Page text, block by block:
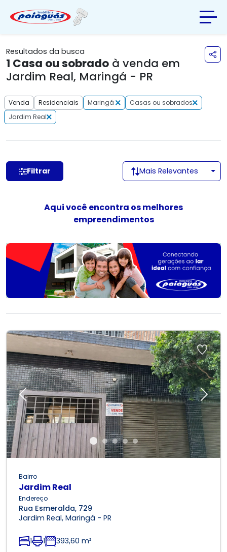
Resultados da busca
1 Casa ou sobrado à venda em
Jardim Real, Maringá - PR
Venda Residenciais Maringá
Casas ou sobrados
Jardim Real
Filtrar Mais Relevantes
Aqui você encontra os melhores
empreendimentos
Previous Next
Bairro
Jardim Real
Endereço
Rua Esmeralda, 729
Jardim Real, Maringá - PR
1 1 393,60 m²